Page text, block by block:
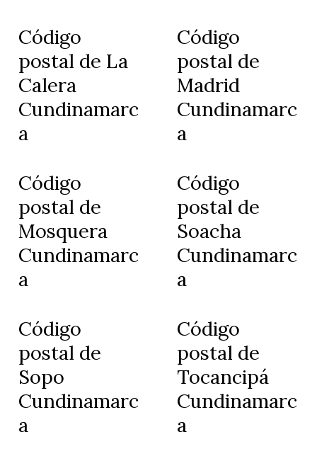
Código
postal de La
Calera
Cundinamarc
a
Código
postal de
Madrid
Cundinamarc
a
Código
postal de
Mosquera
Cundinamarc
a
Código
postal de
Soacha
Cundinamarc
a
Código
postal de
Sopo
Cundinamarc
a
Código
postal de
Tocancipá
Cundinamarc
a